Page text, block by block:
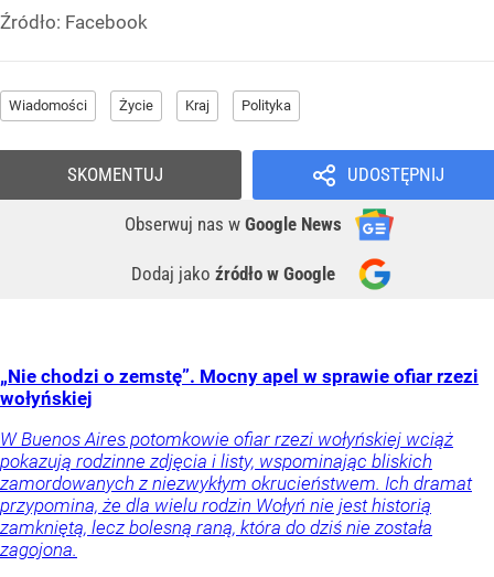
Źródło: Facebook
Wiadomości Życie Kraj Polityka
UDOSTĘPNIJ
Obserwuj nas w Google News
Dodaj jako źródło w Google
SKOMENTUJ
„Nie chodzi o zemstę”. Mocny apel w sprawie ofiar rzezi
wołyńskiej
W Buenos Aires potomkowie ofiar rzezi wołyńskiej wciąż
pokazują rodzinne zdjęcia i listy, wspominając bliskich
zamordowanych z niezwykłym okrucieństwem. Ich dramat
przypomina, że dla wielu rodzin Wołyń nie jest historią
zamkniętą, lecz bolesną raną, która do dziś nie została
zagojona.